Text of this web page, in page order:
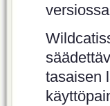
tasaisen